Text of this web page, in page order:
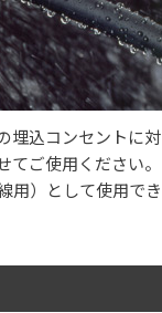
埋込コンセントに対
ご使用ください。
用）として使用でき